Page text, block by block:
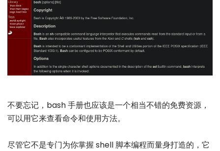
不要忘记，bash 手册也应该是一个相当不错的免费资源，
可以用它来查看命令和使用方法。
尽管它不是专门为你掌握 shell 脚本编程而量身打造的，它